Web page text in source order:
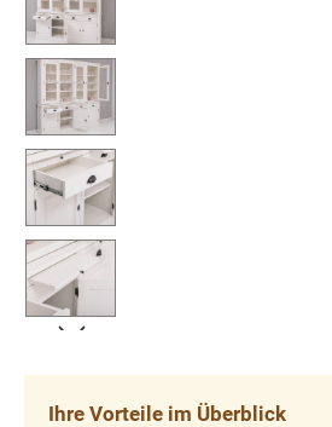
Ihre Vorteile im Überblick